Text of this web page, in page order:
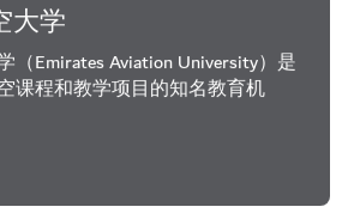
大学
（Emirates Aviation University）是
课程和教学项目的知名教育机